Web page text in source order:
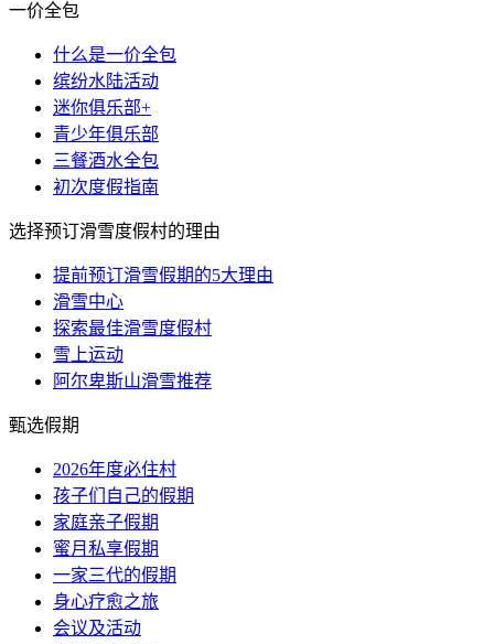
一价全包
什么是一价全包
缤纷水陆活动
迷你俱乐部+
青少年俱乐部
三餐酒水全包
初次度假指南
选择预订滑雪度假村的理由
提前预订滑雪假期的5大理由
滑雪中心
探索最佳滑雪度假村
雪上运动
阿尔卑斯山滑雪推荐
甄选假期
2026年度必住村
孩子们自己的假期
家庭亲子假期
蜜月私享假期
一家三代的假期
身心疗愈之旅
会议及活动